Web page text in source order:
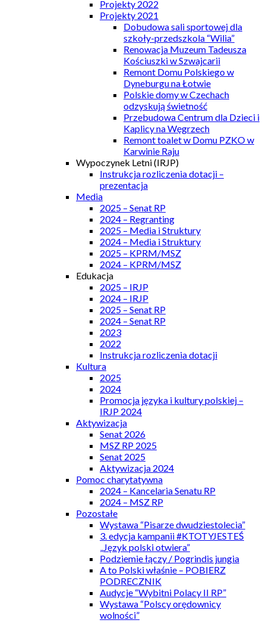
Projekty 2022
Projekty 2021
Dobudowa sali sportowej dla
szkoły-przedszkola “Wilia”
Renowacja Muzeum Tadeusza
Kościuszki w Szwajcarii
Remont Domu Polskiego w
Dyneburgu na Łotwie
Polskie domy w Czechach
odzyskują świetność
Przebudowa Centrum dla Dzieci i
Kaplicy na Węgrzech
Remont toalet w Domu PZKO w
Karwinie Raju
Wypoczynek Letni (IRJP)
Instrukcja rozliczenia dotacji –
prezentacja
Media
2025 – Senat RP
2024 – Regranting
2025 – Media i Struktury
2024 – Media i Struktury
2025 – KPRM/MSZ
2024 – KPRM/MSZ
Edukacja
2025 – IRJP
2024 – IRJP
2025 – Senat RP
2024 – Senat RP
2023
2022
Instrukcja rozliczenia dotacji
Kultura
2025
2024
Promocja języka i kultury polskiej –
IRJP 2024
Aktywizacja
Senat 2026
MSZ RP 2025
Senat 2025
Aktywizacja 2024
Pomoc charytatywna
2024 – Kancelaria Senatu RP
2024 – MSZ RP
Pozostałe
Wystawa “Pisarze dwudziestolecia”
3. edycja kampanii #KTOTYJESTEŚ
„Język polski otwiera”
Podziemie łączy / Pogrindis jungia
A to Polski właśnie – POBIERZ
PODRECZNIK
Audycje “Wybitni Polacy II RP”
Wystawa “Polscy orędownicy
wolności”